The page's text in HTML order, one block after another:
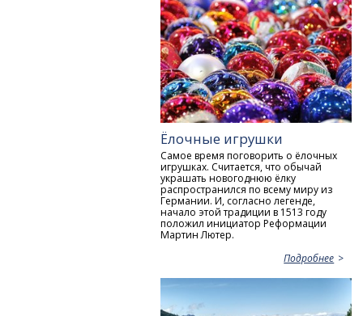
Ёлочные игрушки
Самое время поговорить о ёлочных
игрушках. Считается, что обычай
украшать новогоднюю ёлку
распространился по всему миру из
Германии. И, согласно легенде,
начало этой традиции в 1513 году
положил инициатор Реформации
Мартин Лютер.
Подробнее